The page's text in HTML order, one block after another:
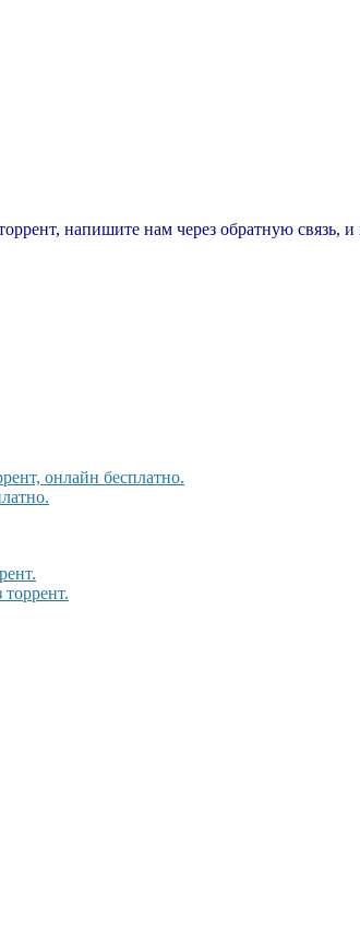
напишите нам через обратную связь,
онлайн бесплатно.